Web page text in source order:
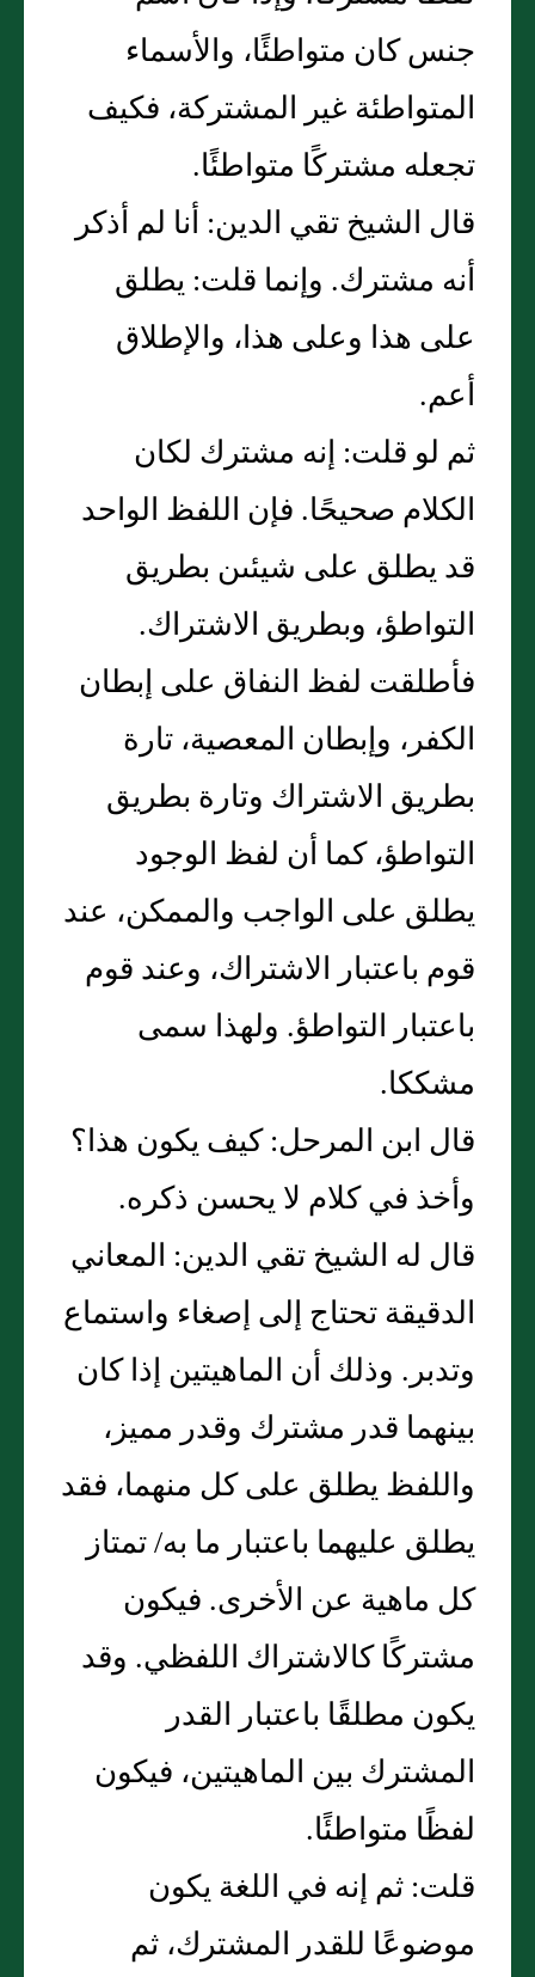
جنس كان متواطئًا، والأسماء
المتواطئة غير المشتركة، فكيف
تجعله مشتركًا متواطئًا‏.‏
قال الشيخ تقي الدين‏:‏ أنا لم أذكر
أنه مشترك‏.‏ وإنما قلت‏:‏ يطلق
على هذا وعلى هذا، والإطلاق
أعم‏.‏
ثم لو قلت‏:‏ إنه مشترك لكان
الكلام صحيحًا‏.‏ فإن اللفظ الواحد
قد يطلق على شيئىن بطريق
التواطؤ، وبطريق الاشتراك‏.‏
فأطلقت لفظ النفاق على إبطان
الكفر، وإبطان المعصية، تارة
بطريق الاشتراك وتارة بطريق
التواطؤ، كما أن لفظ الوجود
يطلق على الواجب والممكن، عند
قوم باعتبار الاشتراك، وعند قوم
باعتبار التواطؤ‏.‏ ولهذا سمى
مشككا‏.‏
قال ابن المرحل‏:‏ كيف يكون هذا‏؟‏
وأخذ في كلام لا يحسن ذكره‏.‏
قال له الشيخ تقي الدين‏:‏ المعاني
الدقيقة تحتاج إلى إصغاء واستماع
وتدبر‏.‏ وذلك أن الماهيتين إذا كان
بينهما قدر مشترك وقدر مميز،
واللفظ يطلق على كل منهما، فقد
يطلق عليهما باعتبار ما به/ تمتاز
كل ماهية عن الأخرى‏.‏ فيكون
مشتركًا كالاشتراك اللفظي‏.‏ وقد
يكون مطلقًا باعتبار القدر
المشترك بين الماهيتين، فيكون
لفظًا متواطئًا‏.‏
قلت‏:‏ ثم إنه في اللغة يكون
موضوعًا للقدر المشترك، ثم